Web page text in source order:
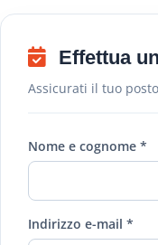
Effettua
Assicurati il ​​tuo
Nome e cognome *
Indirizzo e-mail *